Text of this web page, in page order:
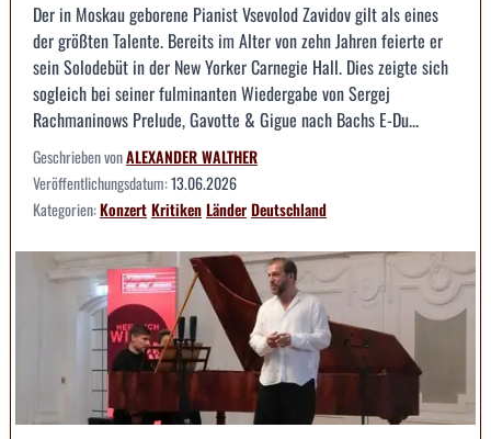
Der in Moskau geborene Pianist Vsevolod Zavidov gilt als eines
der größten Talente. Bereits im Alter von zehn Jahren feierte er
sein Solodebüt in der New Yorker Carnegie Hall. Dies zeigte sich
sogleich bei seiner fulminanten Wiedergabe von Sergej
Rachmaninows Prelude, Gavotte & Gigue nach Bachs E-Du...
Geschrieben vonALEXANDER WALTHER
Veröffentlichungsdatum:13.06.2026
Kategorien:KonzertKritikenLänderDeutschland